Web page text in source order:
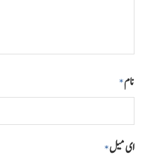
نام*
ای میل*